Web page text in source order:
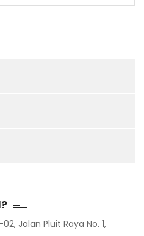
Jalan Pluit Raya No. 1,